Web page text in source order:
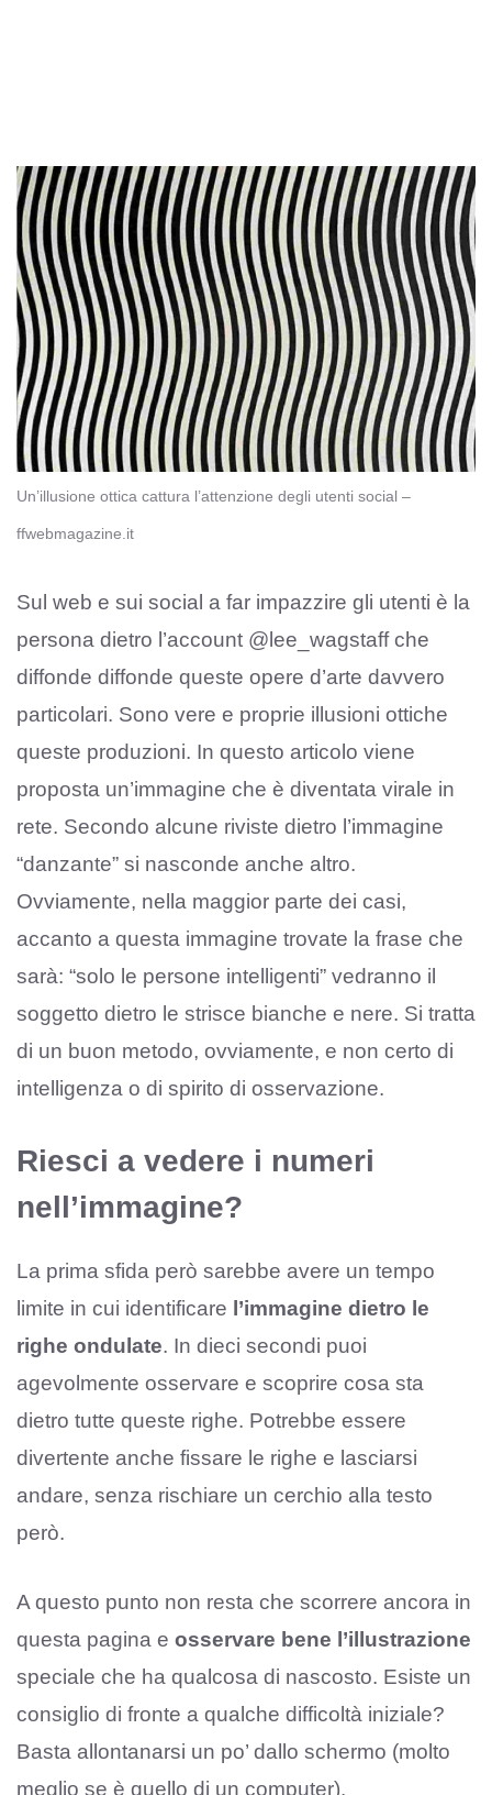
Un’illusione ottica cattura l’attenzione degli utenti social –
ffwebmagazine.it
Sul web e sui social a far impazzire gli utenti è la
persona dietro l’account @lee_wagstaff che
diffonde diffonde queste opere d’arte davvero
particolari. Sono vere e proprie illusioni ottiche
queste produzioni. In questo articolo viene
proposta un’immagine che è diventata virale in
rete. Secondo alcune riviste dietro l’immagine
“danzante” si nasconde anche altro.
Ovviamente, nella maggior parte dei casi,
accanto a questa immagine trovate la frase che
sarà: “solo le persone intelligenti” vedranno il
soggetto dietro le strisce bianche e nere. Si tratta
di un buon metodo, ovviamente, e non certo di
intelligenza o di spirito di osservazione.
Riesci a vedere i numeri
nell’immagine?
La prima sfida però sarebbe avere un tempo
limite in cui identificare l’immagine dietro le
righe ondulate. In dieci secondi puoi
agevolmente osservare e scoprire cosa sta
dietro tutte queste righe. Potrebbe essere
divertente anche fissare le righe e lasciarsi
andare, senza rischiare un cerchio alla testo
però.
A questo punto non resta che scorrere ancora in
questa pagina e osservare bene l’illustrazione
speciale che ha qualcosa di nascosto. Esiste un
consiglio di fronte a qualche difficoltà iniziale?
Basta allontanarsi un po’ dallo schermo (molto
meglio se è quello di un computer).